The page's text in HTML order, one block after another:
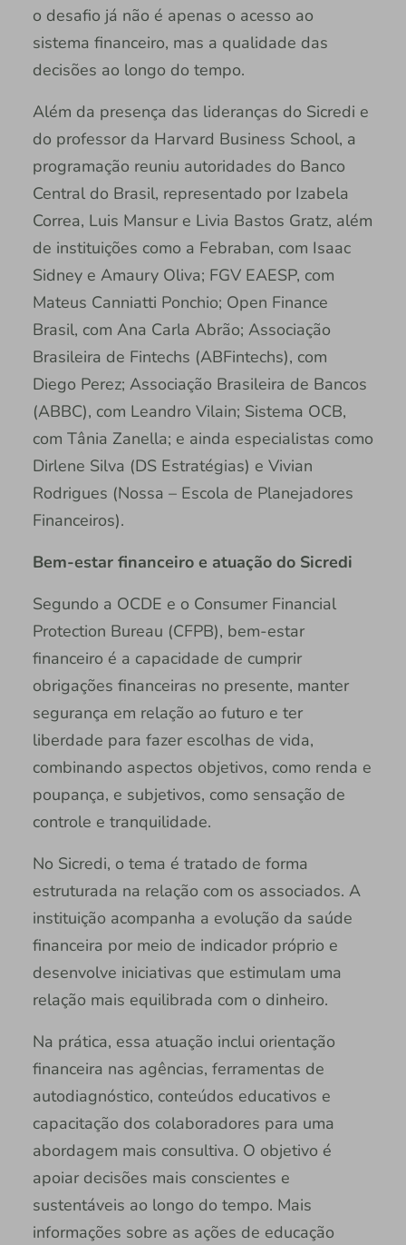
o desafio já não é apenas o acesso ao
sistema financeiro, mas a qualidade das
decisões ao longo do tempo.
Além da presença das lideranças do Sicredi e
do professor da Harvard Business School, a
programação reuniu autoridades do Banco
Central do Brasil, representado por Izabela
Correa, Luis Mansur e Livia Bastos Gratz, além
de instituições como a Febraban, com Isaac
Sidney e Amaury Oliva; FGV EAESP, com
Mateus Canniatti Ponchio; Open Finance
Brasil, com Ana Carla Abrão; Associação
Brasileira de Fintechs (ABFintechs), com
Diego Perez; Associação Brasileira de Bancos
(ABBC), com Leandro Vilain; Sistema OCB,
com Tânia Zanella; e ainda especialistas como
Dirlene Silva (DS Estratégias) e Vivian
Rodrigues (Nossa – Escola de Planejadores
Financeiros).
Bem-estar financeiro e atuação do Sicredi
Segundo a OCDE e o Consumer Financial
Protection Bureau (CFPB), bem-estar
financeiro é a capacidade de cumprir
obrigações financeiras no presente, manter
segurança em relação ao futuro e ter
liberdade para fazer escolhas de vida,
combinando aspectos objetivos, como renda e
poupança, e subjetivos, como sensação de
controle e tranquilidade.
No Sicredi, o tema é tratado de forma
estruturada na relação com os associados. A
instituição acompanha a evolução da saúde
financeira por meio de indicador próprio e
desenvolve iniciativas que estimulam uma
relação mais equilibrada com o dinheiro.
Na prática, essa atuação inclui orientação
financeira nas agências, ferramentas de
autodiagnóstico, conteúdos educativos e
capacitação dos colaboradores para uma
abordagem mais consultiva. O objetivo é
apoiar decisões mais conscientes e
sustentáveis ao longo do tempo. Mais
informações sobre as ações de educação